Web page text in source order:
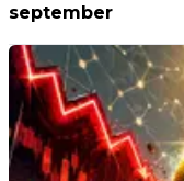
september